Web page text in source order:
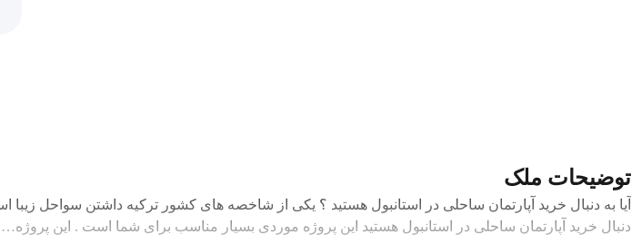
توضیحات ملک
آیا به دنبال خرید آپارتمان ساحلی در استانبول هستید ؟ یکی از شاخصه های کشور ترکیه داشتن سواحل
دنبال خرید آپارتمان ساحلی در استانبول هستید این پروژه موردی بسیار مناسب برای شما است . این پروژه…